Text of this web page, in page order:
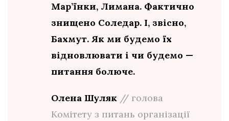
Мар’їнки, Лимана. Фактично
знищено Соледар. І, звісно,
Бахмут. Як ми будемо їх
відновлювати і чи будемо —
питання болюче.
Олена Шуляк // голова
Комітету з питань організації